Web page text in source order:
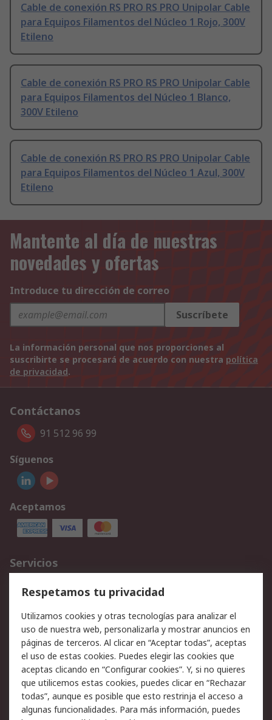
Cable de conexión RS PRO RS PRO Unipolar Cable
para Equipos Filamentos del Núcleo 1 Rojo, 300V
Etileno
Cable de conexión RS PRO RS PRO Unipolar Cable
para Equipos Filamentos del Núcleo 1 Blanco,
300V Etileno
Cable de conexión RS PRO RS PRO Unipolar Cable
para Equipos Filamentos del Núcleo 1 Azul, 300V
Etileno
Mantente al día de nuestras
novedades y ofertas
Introduce tu dirección de correo
Suscríbete
La información personal que nos proporciones al
suscribirte se procesará de acuerdo con nuestra política
de privacidad.
Contáctanos
91 512 96 99
Síguenos
Aceptamos
Servicios
Cómo realizar pedidos
Devoluciones
Facturación y pago
Ofertas
Soporte técnico
Legal
Aviso legal
Política de privacidad -
Actualizada
Política sobre cookies
Seguridad de emails
Respetamos tu privacidad
Utilizamos cookies y otras tecnologías para analizar el
uso de nuestra web, personalizarla y mostrar anuncios en
páginas de terceros. Al clicar en “Aceptar todas”, aceptas
el uso de estas cookies. Puedes elegir las cookies que
aceptas clicando en “Configurar cookies”. Y, si no quieres
que utilicemos estas cookies, puedes clicar en “Rechazar
todas”, aunque es posible que esto restrinja el acceso a
algunas funcionalidades. Para más información, puedes